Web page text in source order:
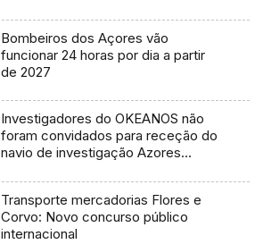
Bombeiros dos Açores vão
funcionar 24 horas por dia a partir
de 2027
Investigadores do OKEANOS não
foram convidados para receção do
navio de investigação Azores
Transporte mercadorias Flores e
Corvo: Novo concurso público
internacional